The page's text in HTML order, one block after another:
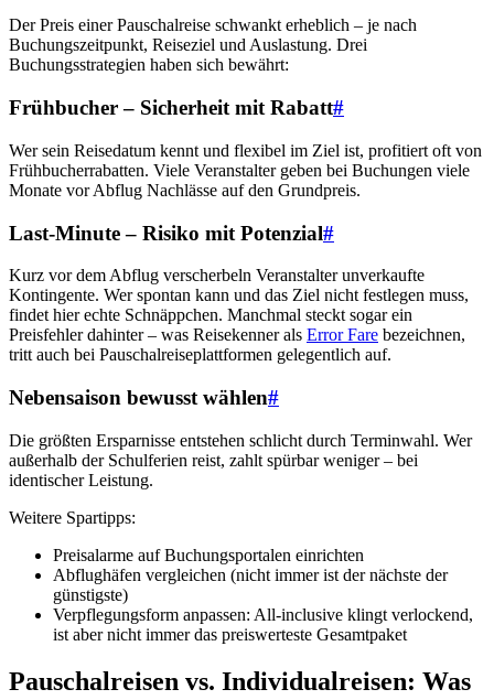
Der Preis einer Pauschalreise schwankt erheblich – je nach
Buchungszeitpunkt, Reiseziel und Auslastung. Drei
Buchungsstrategien haben sich bewährt:
Frühbucher – Sicherheit mit Rabatt#
Wer sein Reisedatum kennt und flexibel im Ziel ist, profitiert oft von
Frühbucherrabatten. Viele Veranstalter geben bei Buchungen viele
Monate vor Abflug Nachlässe auf den Grundpreis.
Last-Minute – Risiko mit Potenzial#
Kurz vor dem Abflug verscherbeln Veranstalter unverkaufte
Kontingente. Wer spontan kann und das Ziel nicht festlegen muss,
findet hier echte Schnäppchen. Manchmal steckt sogar ein
Preisfehler dahinter – was Reisekenner als Error Fare bezeichnen,
tritt auch bei Pauschalreiseplattformen gelegentlich auf.
Nebensaison bewusst wählen#
Die größten Ersparnisse entstehen schlicht durch Terminwahl. Wer
außerhalb der Schulferien reist, zahlt spürbar weniger – bei
identischer Leistung.
Weitere Spartipps:
Preisalarme auf Buchungsportalen einrichten
Abflughäfen vergleichen (nicht immer ist der nächste der
günstigste)
Verpflegungsform anpassen: All-inclusive klingt verlockend,
ist aber nicht immer das preiswerteste Gesamtpaket
Pauschalreisen vs. Individualreisen: Was